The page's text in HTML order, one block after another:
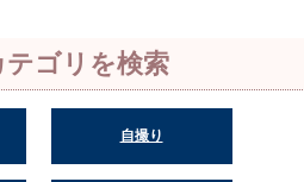
ゴリを検索
自撮り